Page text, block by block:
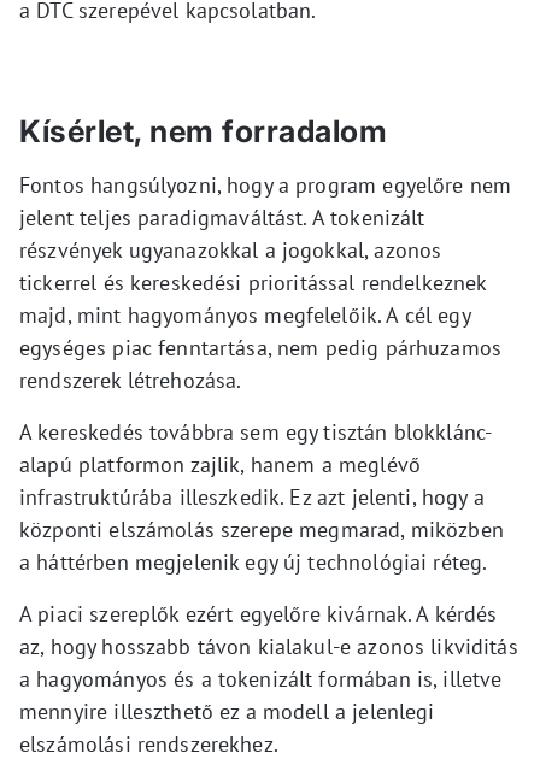
a DTC szerepével kapcsolatban.
Kísérlet, nem forradalom
Fontos hangsúlyozni, hogy a program egyelőre nem
jelent teljes paradigmaváltást. A tokenizált
részvények ugyanazokkal a jogokkal, azonos
tickerrel és kereskedési prioritással rendelkeznek
majd, mint hagyományos megfelelőik. A cél egy
egységes piac fenntartása, nem pedig párhuzamos
rendszerek létrehozása.
A kereskedés továbbra sem egy tisztán blokklánc-
alapú platformon zajlik, hanem a meglévő
infrastruktúrába illeszkedik. Ez azt jelenti, hogy a
központi elszámolás szerepe megmarad, miközben
a háttérben megjelenik egy új technológiai réteg.
A piaci szereplők ezért egyelőre kivárnak. A kérdés
az, hogy hosszabb távon kialakul-e azonos likviditás
a hagyományos és a tokenizált formában is, illetve
mennyire illeszthető ez a modell a jelenlegi
elszámolási rendszerekhez.